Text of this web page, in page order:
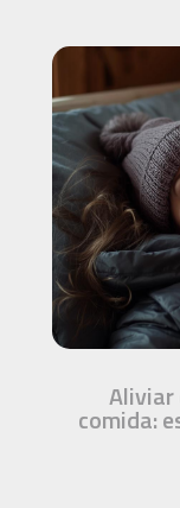
Aliviar
comida: